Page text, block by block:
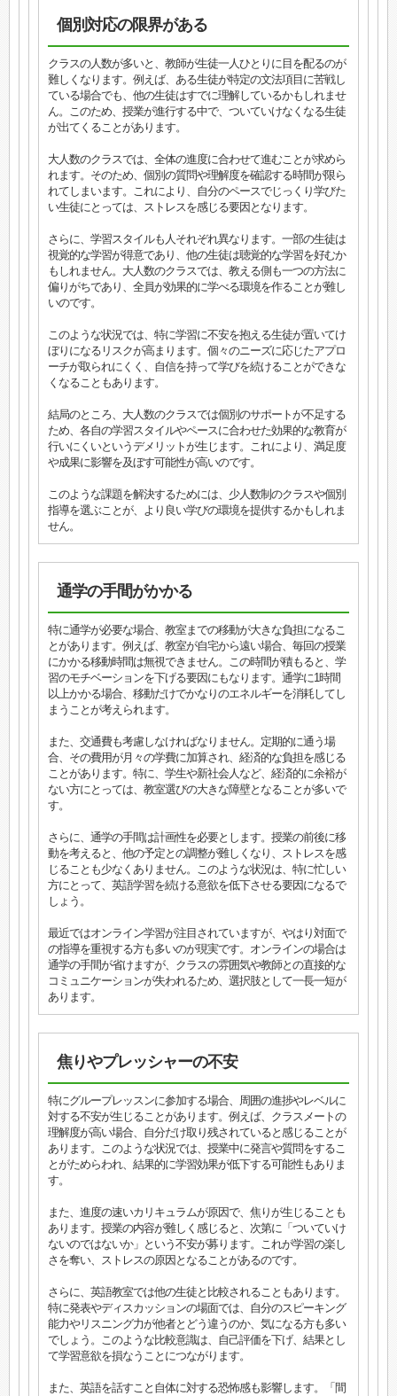
個別対応の限界がある
クラスの人数が多いと、教師が生徒一人ひとりに目を配るのが
難しくなります。例えば、ある生徒が特定の文法項目に苦戦し
ている場合でも、他の生徒はすでに理解しているかもしれませ
ん。このため、授業が進行する中で、ついていけなくなる生徒
が出てくることがあります。
大人数のクラスでは、全体の進度に合わせて進むことが求めら
れます。そのため、個別の質問や理解度を確認する時間が限ら
れてしまいます。これにより、自分のペースでじっくり学びた
い生徒にとっては、ストレスを感じる要因となります。
さらに、学習スタイルも人それぞれ異なります。一部の生徒は
視覚的な学習が得意であり、他の生徒は聴覚的な学習を好むか
もしれません。大人数のクラスでは、教える側も一つの方法に
偏りがちであり、全員が効果的に学べる環境を作ることが難し
いのです。
このような状況では、特に学習に不安を抱える生徒が置いてけ
ぼりになるリスクが高まります。個々のニーズに応じたアプロ
ーチが取られにくく、自信を持って学びを続けることができな
くなることもあります。
結局のところ、大人数のクラスでは個別のサポートが不足する
ため、各自の学習スタイルやペースに合わせた効果的な教育が
行いにくいというデメリットが生じます。これにより、満足度
や成果に影響を及ぼす可能性が高いのです。
このような課題を解決するためには、少人数制のクラスや個別
指導を選ぶことが、より良い学びの環境を提供するかもしれま
せん。
通学の手間がかかる
特に通学が必要な場合、教室までの移動が大きな負担になるこ
とがあります。例えば、教室が自宅から遠い場合、毎回の授業
にかかる移動時間は無視できません。この時間が積もると、学
習のモチベーションを下げる要因にもなります。通学に1時間
以上かかる場合、移動だけでかなりのエネルギーを消耗してし
まうことが考えられます。
また、交通費も考慮しなければなりません。定期的に通う場
合、その費用が月々の学費に加算され、経済的な負担を感じる
ことがあります。特に、学生や新社会人など、経済的に余裕が
ない方にとっては、教室選びの大きな障壁となることが多いで
す。
さらに、通学の手間は計画性を必要とします。授業の前後に移
動を考えると、他の予定との調整が難しくなり、ストレスを感
じることも少なくありません。このような状況は、特に忙しい
方にとって、英語学習を続ける意欲を低下させる要因になるで
しょう。
最近ではオンライン学習が注目されていますが、やはり対面で
の指導を重視する方も多いのが現実です。オンラインの場合は
通学の手間が省けますが、クラスの雰囲気や教師との直接的な
コミュニケーションが失われるため、選択肢として一長一短が
あります。
焦りやプレッシャーの不安
特にグループレッスンに参加する場合、周囲の進捗やレベルに
対する不安が生じることがあります。例えば、クラスメートの
理解度が高い場合、自分だけ取り残されていると感じることが
あります。このような状況では、授業中に発言や質問をするこ
とがためらわれ、結果的に学習効果が低下する可能性もありま
す。
また、進度の速いカリキュラムが原因で、焦りが生じることも
あります。授業の内容が難しく感じると、次第に「ついていけ
ないのではないか」という不安が募ります。これが学習の楽し
さを奪い、ストレスの原因となることがあるのです。
さらに、英語教室では他の生徒と比較されることもあります。
特に発表やディスカッションの場面では、自分のスピーキング
能力やリスニング力が他者とどう違うのか、気になる方も多い
でしょう。このような比較意識は、自己評価を下げ、結果とし
て学習意欲を損なうことにつながります。
また、英語を話すこと自体に対する恐怖感も影響します。「間